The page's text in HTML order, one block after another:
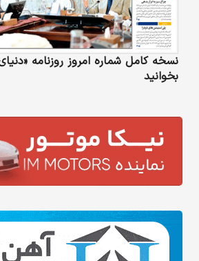
نسخه کامل شماره امروز روزنامه
بخوانید